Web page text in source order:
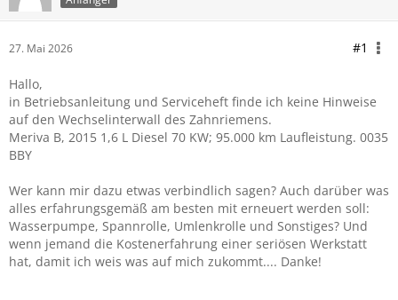
27. Mai 2026 #1
Hallo,
in Betriebsanleitung und Serviceheft finde ich keine Hinweise
auf den Wechselinterwall des Zahnriemens.
Meriva B, 2015 1,6 L Diesel 70 KW; 95.000 km Laufleistung. 0035
BBY
Wer kann mir dazu etwas verbindlich sagen? Auch darüber was
alles erfahrungsgemäß am besten mit erneuert werden soll:
Wasserpumpe, Spannrolle, Umlenkrolle und Sonstiges? Und
wenn jemand die Kostenerfahrung einer seriösen Werkstatt
hat, damit ich weis was auf mich zukommt.... Danke!